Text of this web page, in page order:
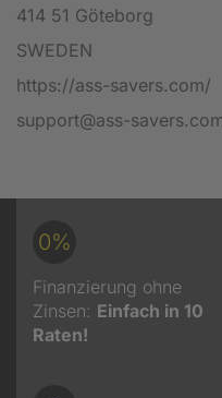
414 51 Göteborg
SWEDEN
https://ass-savers.com/
support@ass-
0%
Finanzierung ohne
Zinsen: Einfach in 10
Raten!